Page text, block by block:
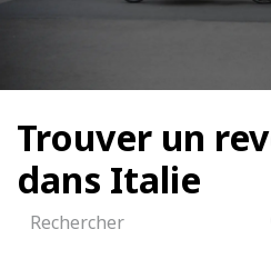
Trouver un
dans Italie